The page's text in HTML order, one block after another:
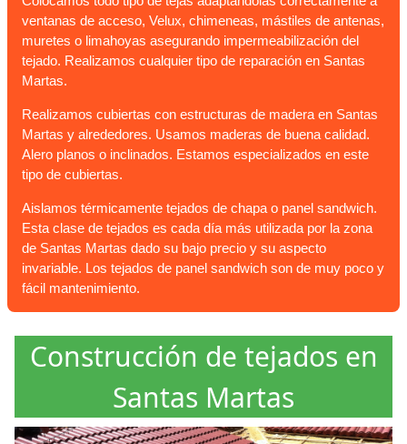
ventanas de acceso, Velux, chimeneas, mástiles de antenas,
muretes o limahoyas asegurando impermeabilización del
tejado. Realizamos cualquier tipo de reparación en Santas
Martas.
Realizamos cubiertas con estructuras de madera en Santas
Martas y alrededores. Usamos maderas de buena calidad.
Alero planos o inclinados. Estamos especializados en este
tipo de cubiertas.
Aislamos térmicamente tejados de chapa o panel sandwich.
Esta clase de tejados es cada día más utilizada por la zona
de Santas Martas dado su bajo precio y su aspecto
invariable. Los tejados de panel sandwich son de muy poco y
fácil mantenimiento.
Construcción de tejados en
Santas Martas